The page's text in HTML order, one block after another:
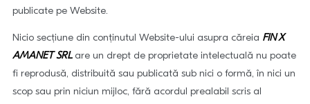
publicate pe Website.
Nicio secțiune din conținutul Website-ului asupra căreia FIN X
AMANET SRL are un drept de proprietate intelectuală nu poate
fi reprodusă, distribuită sau publicată sub nici o formă, în nici un
scop sau prin niciun mijloc, fără acordul prealabil scris al